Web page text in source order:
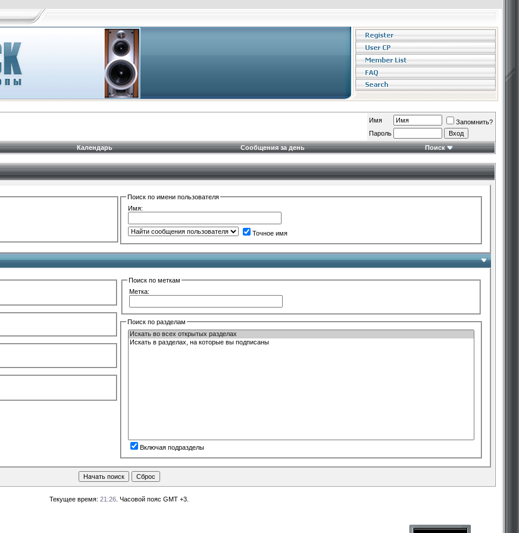
Имя
Запомнить?
Пароль
Календарь Сообщения за день Поиск
Поиск по имени пользователя
Имя:
Точное имя
Поиск по меткам
Метка:
Поиск по разделам
Включая подразделы
Текущее время: 21:26 . Часовой пояс GMT +3.